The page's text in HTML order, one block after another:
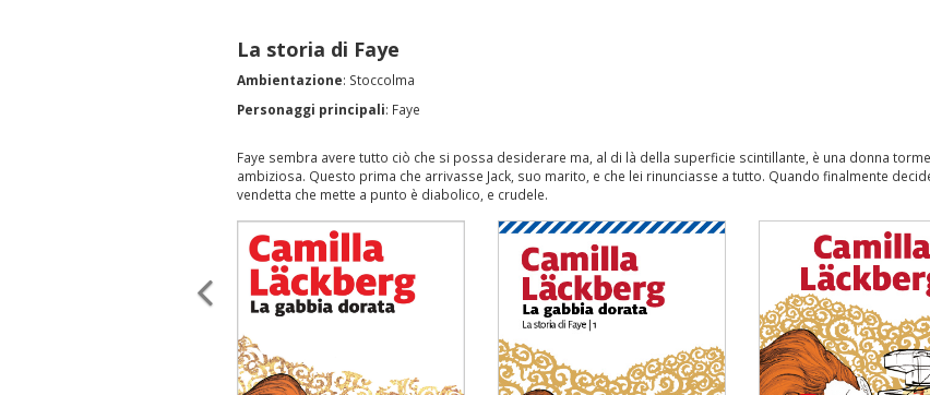
La storia di Faye
Ambientazione: Stoccolma
Personaggi principali: Faye
Faye sembra avere tutto ciò che si possa desiderare ma, al di là della superficie scintillante, è una donna
ambiziosa. Questo prima che arrivasse Jack, suo marito, e che lei rinunciasse a tutto. Quando finalmente
vendetta che mette a punto è diabolico, e crudele.